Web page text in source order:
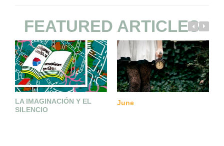
FEATURED ARTICLES
LA IMAGINACIÓN Y EL
SILENCIO
June